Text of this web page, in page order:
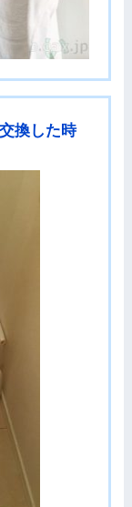
換した時